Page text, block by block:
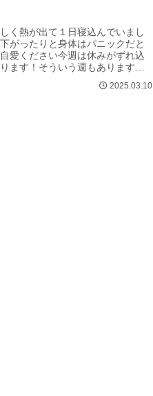
く熱が出て１日寝込んでいまし
がったりと身体はパニックだと
愛ください今週は休みがずれ込
ます！そういう週もあります！
2025.03.10